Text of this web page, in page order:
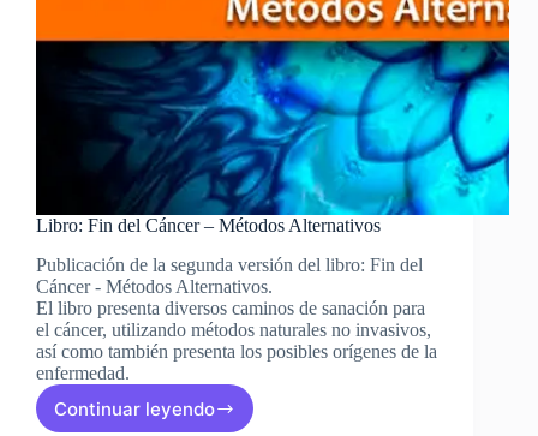
Libro: Fin del Cáncer – Métodos Alternativos
Publicación de la segunda versión del libro: Fin del
Cáncer - Métodos Alternativos.
El libro presenta diversos caminos de sanación para
el cáncer, utilizando métodos naturales no invasivos,
así como también presenta los posibles orígenes de la
enfermedad.
Continuar leyendo
Libro: